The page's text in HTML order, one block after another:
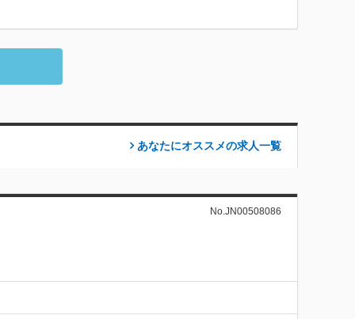
あなたにオススメの求人一覧
No.JN00508086